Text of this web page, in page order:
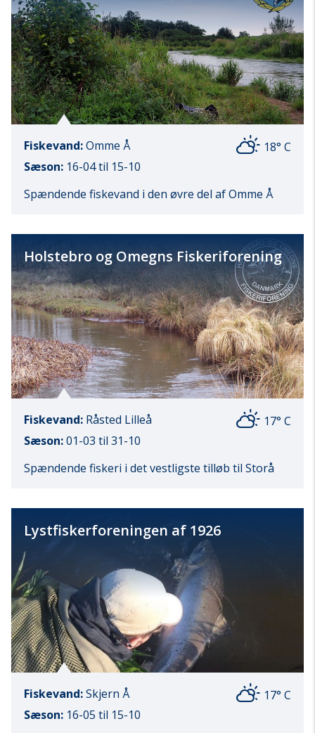
Fiskevand:Omme Å
18° C
Sæson: 16-04 til 15-10
Spændende fiskevand i den øvre del af Omme Å
Holstebro og Omegns Fiskeriforening
Fiskevand: Råsted Lilleå
17° C
Sæson:01-03 til 31-10
Spændende fiskeri i det vestligste tilløb til Storå
Lystfiskerforeningen af 1926
Fiskevand:Skjern Å
17° C
Sæson: 16-05 til 15-10